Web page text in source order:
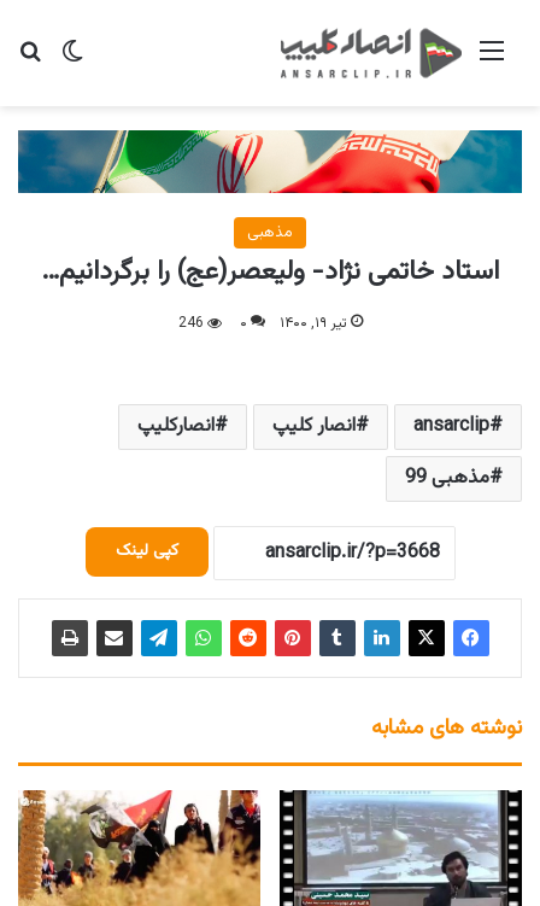
تغییر منو
مذهبی
استاد خاتمی نژاد- ولیعصر(عج) را برگردانیم…
تیر ۱۹, ۱۴۰۰ ۰ 246
ansarclip انصار کلیپ
انصارکلیپ
مذهبی 99
کپی لینک
نوشته های مشابه